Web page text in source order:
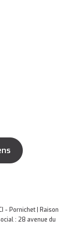
- Pornichet | Raison
: 28 avenue du